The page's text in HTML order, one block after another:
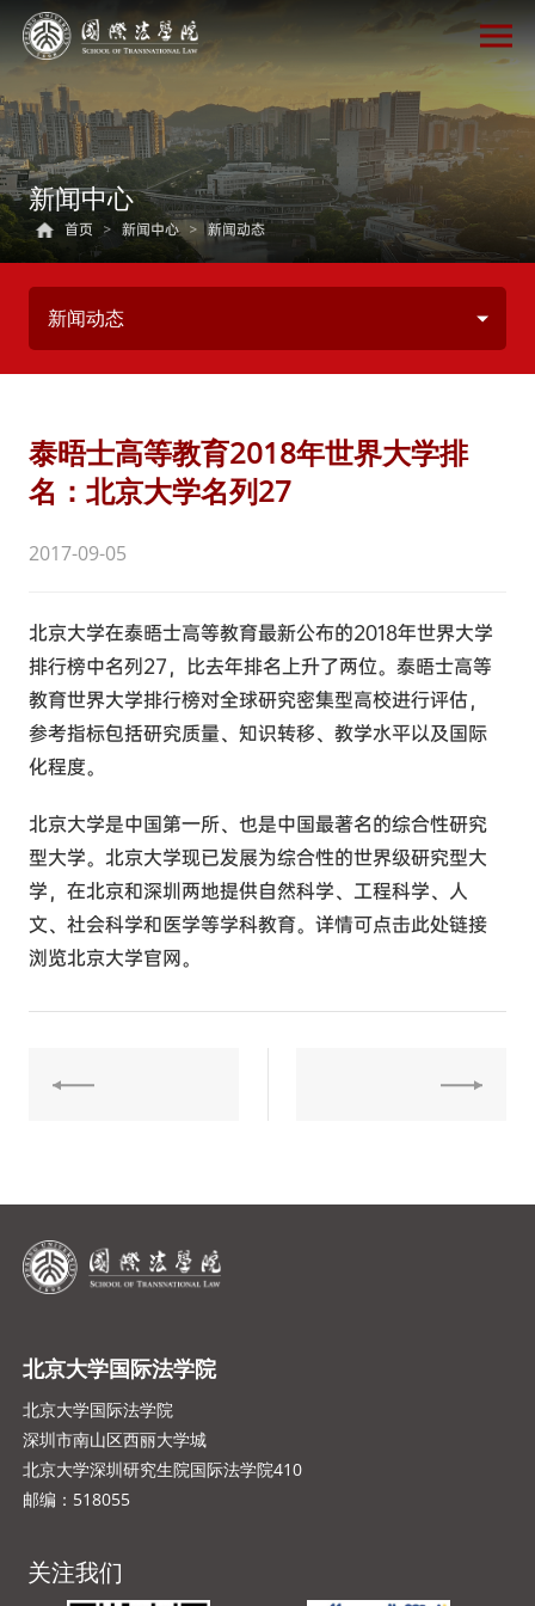
新闻中心
首页 > 新闻中心 > 新闻动态
新闻动态
泰晤士高等教育2018年世界大学排
名：北京大学名列27
2017-09-05
北京大学在泰晤士高等教育最新公布的2018年世界大学
排行榜中名列27，比去年排名上升了两位。泰晤士高等
教育世界大学排行榜对全球研究密集型高校进行评估，
参考指标包括研究质量、知识转移、教学水平以及国际
化程度。
北京大学是中国第一所、也是中国最著名的综合性研究
型大学。北京大学现已发展为综合性的世界级研究型大
学，在北京和深圳两地提供自然科学、工程科学、人
文、社会科学和医学等学科教育。详情可点击此处链接
浏览北京大学官网。
北京大学国际法学院
北京大学国际法学院
深圳市南山区西丽大学城
北京大学深圳研究生院国际法学院410
邮编：518055
关注我们